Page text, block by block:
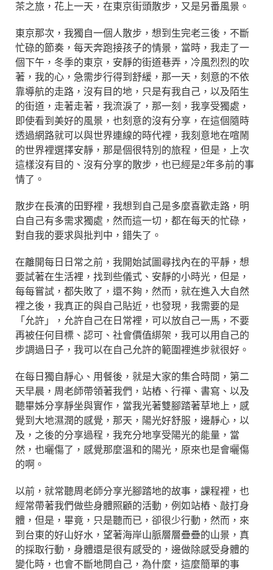
茶之旅，花上一天，在東京街頭散步，又是另番風景。
東京那次，我獨自一個人散步，想到生完老三後，不斷
忙碌的節奏，每天奔跑接孩子的情景，當時，我走了一
個下午，冬季的東京，安靜的街道巷弄，冷風烈烈的吹
著，我的心，急需步行得到舒緩，那一天，刻意的不依
靠導航的走路，沒有目的地，只是有我自己，以及陌生
的街道，走著走著，我流淚了，那一刻，我享受獨處，
即使看到美好的風景，也刻意的沒有分享，在這個隨時
透過網路就可以與世界連線的時代裡，我刻意地在喧鬧
的世界裡選擇安靜，那是個很特別的旅程，但是，上次
這樣沒有目的、沒有分享的散步，也已經是2年多前的事
情了。
散步在長濱的田野裡，我想到自己是多麼喜歡走路，明
白自己有多需求獨處，然而這一切，都在每天的忙碌，
對自我的要求與批判中，錯失了。
在離開每日日常之前，我開始試圖尋找內在的平靜，想
要試著在生活裡，找到些儀式、安靜的小時光，但是，
每每嘗試，都失敗了，還不夠，然而，就在進入大自然
裡之後，我真正的與自己貼近，也發現，我需要的是
「允許」，允許自己在日常裡，可以放自己一馬，不要
再被任何目標、認可、社會價值綁架，我可以用自己的
步調過日子，我可以在自己允許的範圍裡進步就很好。
在每日獨自靜心、用餐後，就是大家的集合時間，第二
天早晨，周老師帶領著我們，站樁、行禪、書寫、以及
聽畢姊分享靜坐與實作，當我光著雙腳踏著草地上，感
覺到大地濕潤的感覺，那天，陽光好舒服，邊靜心，以
及，之後的分享過程，我充分地享受陽光的能量，當
然，也曬傷了，感覺那麼溫和的陽光，原來也是會曬傷
的啊。
以前，就常聽周老師分享光腳踏地的故事，課程裡，也
經常帶著我們做些身體照顧的活動，例如站樁、敲打身
體，但是，畢竟，只是聽而已，卻很少行動，然而，來
到台東的好山好水，望著海岸山脈層層疊疊的山景，真
的採取行動，身體還是很有感受的，邊做除感受身體的
變化時，也會不斷地問自己，為什麼，這麼簡單的事